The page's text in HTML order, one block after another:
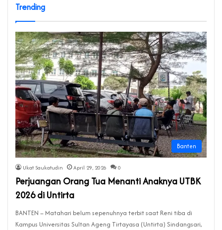
Trending
Banten
Ukat Saukatudin April 29, 2026 0
Perjuangan Orang Tua Menanti Anaknya UTBK
2026 di Untirta
BANTEN – Matahari belum sepenuhnya terbit saat Reni tiba di
Kampus Universitas Sultan Ageng Tirtayasa (Untirta) Sindangsari,